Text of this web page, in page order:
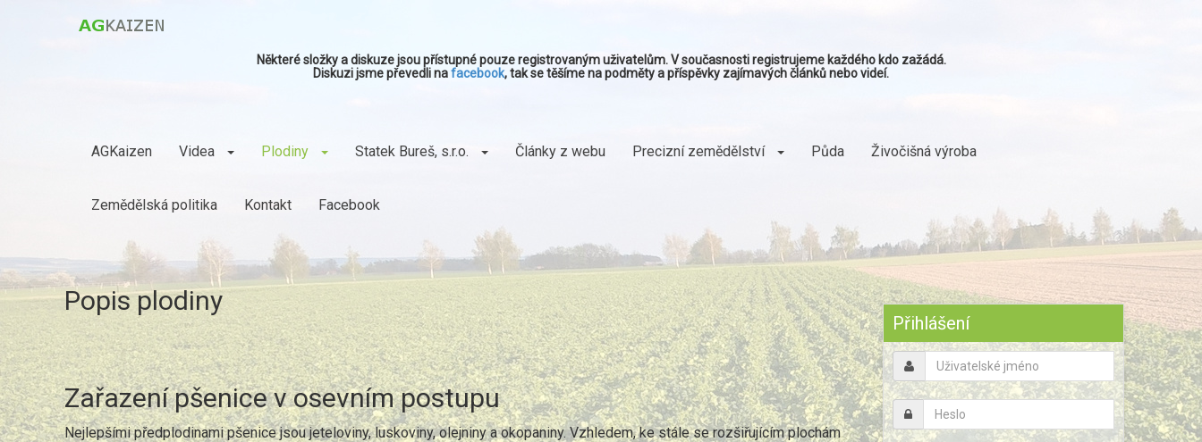
Některé složky a diskuze jsou přístupné pouze registrovaným uživatelům. V současnosti registrujeme každého kdo zažádá.
Diskuzi jsme převedli nafacebook, tak se těšíme na podměty a příspěvky zajímavých článků nebo videí.
AGKaizen Videa Plodiny Statek Bureš, s.r.o. Články z webu Precizní zemědělství Půda Živočišná výroba
Zemědělská politika Kontakt Facebook
Popis plodiny
Zařazení pšenice v osevním postupu
Nejlepšími předplodinami pšenice jsou jeteloviny, luskoviny, olejniny a okopaniny. Vzhledem, ke stále se rozšiřujícím plochám
Přihlášení
rok měsíc
Následující
Následující
měsíc